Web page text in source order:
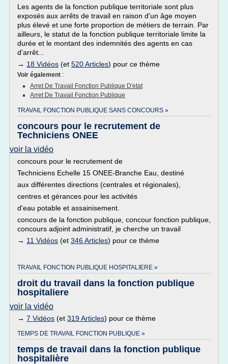
Les agents de la fonction publique territoriale sont plus
exposés aux arrêts de travail en raison d'un âge moyen
plus élevé et une forte proportion de métiers de terrain. Par
ailleurs, le statut de la fonction publique territoriale limite la
durée et le montant des indemnités des agents en cas
d'arrêt...
→ 18 Vidéos (et 520 Articles) pour ce thème
Voir également :
Arret De Travail Fonction Publique D'etat
Arret De Travail Fonction Publique
TRAVAIL FONCTION PUBLIQUE SANS CONCOURS »
concours pour le recrutement de
Techniciens ONEE
voir la vidéo
concours pour le recrutement de
Techniciens Echelle 15 ONEE-Branche Eau, destiné
aux différentes directions (centrales et régionales),
centres et gérances pour les activités
d'eau potable et assainisement.
concours de la fonction publique, concour fonction publique,
concours adjoint administratif, je cherche un travail
→ 11 Vidéos (et 346 Articles) pour ce thème
TRAVAIL FONCTION PUBLIQUE HOSPITALIERE »
droit du travail dans la fonction publique
hospitaliere
voir la vidéo
→ 7 Vidéos (et 319 Articles) pour ce thème
TEMPS DE TRAVAIL FONCTION PUBLIQUE »
temps de travail dans la fonction publique
hospitalière